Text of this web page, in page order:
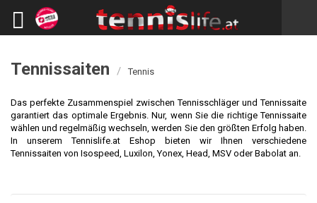
Tennissaiten / Tennis
Das perfekte Zusammenspiel zwischen Tennisschläger und Tennissaite
garantiert das optimale Ergebnis. Nur, wenn Sie die richtige Tennissaite
wählen und regelmäßig wechseln, werden Sie den größten Erfolg haben.
In unserem Tennislife.at Eshop bieten wir Ihnen verschiedene
Tennissaiten von Isospeed, Luxilon, Yonex, Head, MSV oder Babolat an.